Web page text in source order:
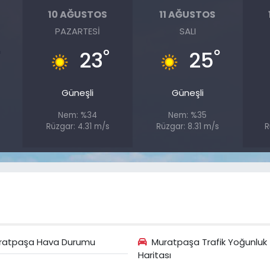
10 AĞUSTOS
PAZARTESI
23°
Güneşli
Nem: %34
Rüzgar: 4.31 m/s
11 AĞUSTOS
SALI
25°
Güneşli
Nem: %35
Rüzgar: 8.31 m/s
Hava Durumu
Muratpaşa Trafik Yoğunluk
Haritası